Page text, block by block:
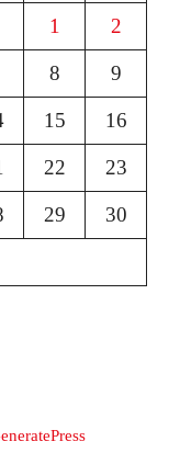
1 2
8 9
15 16
22 23
29 30